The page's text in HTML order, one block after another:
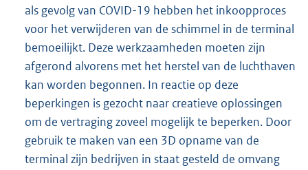
als gevolg van COVID-19 hebben het inkoopproces
voor het verwijderen van de schimmel in de terminal
bemoeilijkt. Deze werkzaamheden moeten zijn
afgerond alvorens met het herstel van de luchthaven
kan worden begonnen. In reactie op deze
beperkingen is gezocht naar creatieve oplossingen
om de vertraging zoveel mogelijk te beperken. Door
gebruik te maken van een 3D opname van de
terminal zijn bedrijven in staat gesteld de omvang